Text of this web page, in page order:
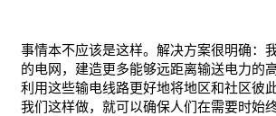
事情本不应该是这样。解决方案很明确：
的电网，建造更多能够远距离输送电力的
利用这些输电线路更好地将地区和社区彼
我们这样做，就可以确保人们在需要时始